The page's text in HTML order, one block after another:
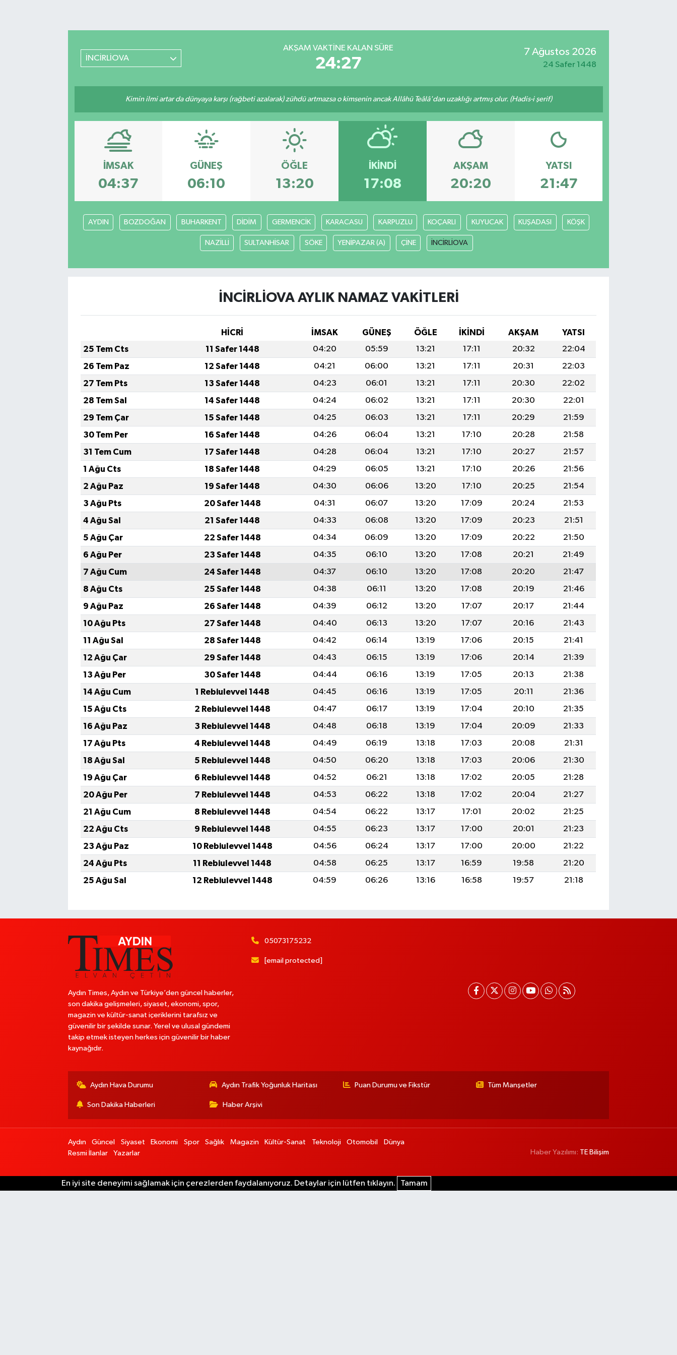
İNCİRLİOVA
AKŞAM VAKTINE KALAN SÜRE
24:26
7 Ağustos 2026
24 Safer 1448
Kimin ilmi artar da dünyaya karşı (rağbeti azalarak) zühdü artmazsa o kimsenin ancak Allâhü Teâlâ'dan uzaklığı artmış olur. (Hadis-i şerif)
İMSAK
04:37
GÜNEŞ
06:10
ÖĞLE
13:20
İKINDI
17:08
AKŞAM
20:20
YATSI
21:47
AYDIN BOZDOĞAN BUHARKENT DİDİM GERMENCİK KARACASU KARPUZLU KOÇARLI KUYUCAK KUŞADASI KÖŞK
NAZİLLİ SULTANHİSAR SÖKE YENİPAZAR (A) ÇİNE İNCİRLİOVA
İNCİRLİOVA AYLIK NAMAZ VAKITLERI
HİCRİ İMSAK GÜNEŞ ÖĞLE İKINDI AKŞAM
YATSI
25 Tem Cts
11 Safer 1448 04:20 05:59 13:21 17:11 20:32
22:04
26 Tem Paz
12 Safer 1448 04:21 06:00 13:21 17:11 20:31
22:03
27 Tem Pts
13 Safer 1448 04:23 06:01 13:21 17:11 20:30
22:02
28 Tem Sal
14 Safer 1448 04:24 06:02 13:21 17:11 20:30
22:01
29 Tem Çar
15 Safer 1448 04:25 06:03 13:21 17:11 20:29
21:59
30 Tem Per
16 Safer 1448 04:26 06:04 13:21 17:10 20:28
21:58
31 Tem Cum
17 Safer 1448 04:28 06:04 13:21 17:10 20:27
21:57
1 Ağu Cts
18 Safer 1448 04:29 06:05 13:21 17:10 20:26
21:56
2 Ağu Paz
19 Safer 1448 04:30 06:06 13:20 17:10 20:25
21:54
3 Ağu Pts
20 Safer 1448 04:31 06:07 13:20 17:09 20:24
21:53
4 Ağu Sal
21 Safer 1448 04:33 06:08 13:20 17:09 20:23
21:51
5 Ağu Çar
22 Safer 1448 04:34 06:09 13:20 17:09 20:22
21:50
6 Ağu Per
23 Safer 1448 04:35 06:10 13:20 17:08 20:21
21:49
7 Ağu Cum
24 Safer 1448 04:37 06:10 13:20 17:08 20:20
21:47
8 Ağu Cts
25 Safer 1448 04:38 06:11 13:20 17:08 20:19
21:46
9 Ağu Paz
26 Safer 1448 04:39 06:12 13:20 17:07 20:17
21:44
10 Ağu Pts
27 Safer 1448 04:40 06:13 13:20 17:07 20:16
21:43
11 Ağu Sal
28 Safer 1448 04:42 06:14 13:19 17:06 20:15
21:41
12 Ağu Çar
29 Safer 1448 04:43 06:15 13:19 17:06 20:14
21:39
13 Ağu Per
30 Safer 1448 04:44 06:16 13:19 17:05 20:13
21:38
14 Ağu Cum
1 Rebiulevvel 1448 04:45 06:16 13:19 17:05 20:11
21:36
15 Ağu Cts
2 Rebiulevvel 1448 04:47 06:17 13:19 17:04 20:10
21:35
16 Ağu Paz
3 Rebiulevvel 1448 04:48 06:18 13:19 17:04 20:09
21:33
17 Ağu Pts
4 Rebiulevvel 1448 04:49 06:19 13:18 17:03 20:08
21:31
18 Ağu Sal
5 Rebiulevvel 1448 04:50 06:20 13:18 17:03 20:06
21:30
19 Ağu Çar
6 Rebiulevvel 1448 04:52 06:21 13:18 17:02 20:05
21:28
20 Ağu Per
7 Rebiulevvel 1448 04:53 06:22 13:18 17:02 20:04
21:27
21 Ağu Cum
8 Rebiulevvel 1448 04:54 06:22 13:17 17:01 20:02
21:25
22 Ağu Cts
9 Rebiulevvel 1448 04:55 06:23 13:17 17:00 20:01
21:23
23 Ağu Paz
10 Rebiulevvel 1448 04:56 06:24 13:17 17:00 20:00
21:22
24 Ağu Pts
11 Rebiulevvel 1448 04:58 06:25 13:17 16:59 19:58
21:20
25 Ağu Sal
12 Rebiulevvel 1448 04:59 06:26 13:16 16:58 19:57 21:18
Aydın Times, Aydın ve Türkiye’den güncel haberler,
son dakika gelişmeleri, siyaset, ekonomi, spor,
magazin ve kültür-sanat içeriklerini tarafsız ve
güvenilir bir şekilde sunar. Yerel ve ulusal gündemi
takip etmek isteyen herkes için güvenilir bir haber
kaynağıdır.
05073175232
[email protected]
Aydın Hava Durumu Aydın Trafik Yoğunluk Haritası Puan Durumu ve Fikstür Tüm Manşetler
Son Dakika Haberleri Haber Arşivi
Aydın Güncel Siyaset Ekonomi Spor Sağlık Magazin Kültür-Sanat Teknoloji Otomobil
Dünya
Resmi İlanlar
Yazarlar Haber Yazılımı: TE Bilişim
En iyi site deneyimi sağlamak için çerezlerden faydalanıyoruz. Detaylar için lütfen tıklayın. Tamam